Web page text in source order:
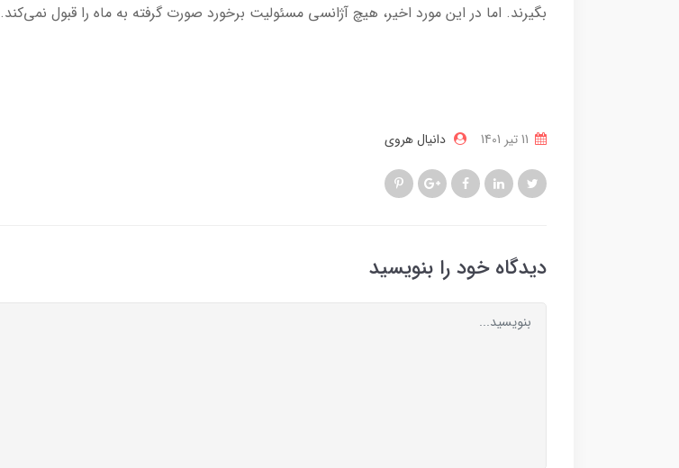
بگیرند. اما در این مورد اخیر، هیچ آژانسی مسئولیت برخورد صورت گرفته به ماه را قبول نمی‌کند.
دانیال هروی
دیدگاه خود را بنویسید